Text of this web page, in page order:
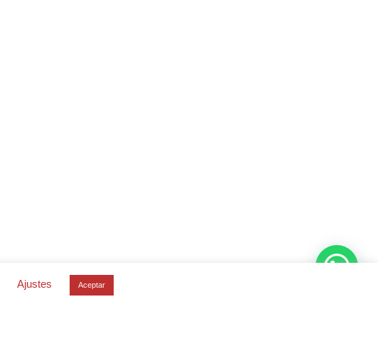
Ajustes Aceptar